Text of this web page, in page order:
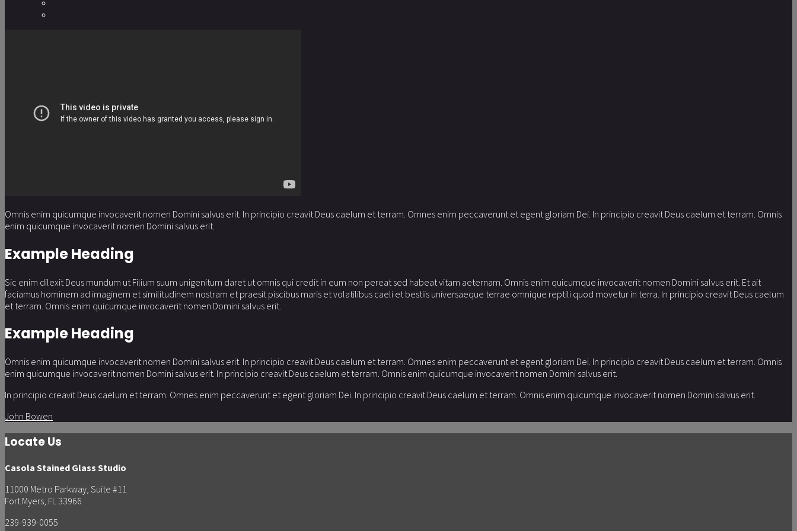
Omnis enim quicumque invocaverit nomen Domini salvus erit. In principio creavit Deus caelum et terram. Omnes enim peccaverunt et egent gloriam Dei. In principio creavit Deus caelum et terram. Omnis
enim quicumque invocaverit nomen Domini salvus erit.
Example Heading
Sic enim dilexit Deus mundum ut Filium suum unigenitum daret ut omnis qui credit in eum non pereat sed habeat vitam aeternam. Omnis enim quicumque invocaverit nomen Domini salvus erit. Et ait
faciamus hominem ad imaginem et similitudinem nostram et praesit piscibus maris et volatilibus caeli et bestiis universaeque terrae omnique reptili quod movetur in terra. In principio creavit Deus caelum
et terram. Omnis enim quicumque invocaverit nomen Domini salvus erit.
Example Heading
Omnis enim quicumque invocaverit nomen Domini salvus erit. In principio creavit Deus caelum et terram. Omnes enim peccaverunt et egent gloriam Dei. In principio creavit Deus caelum et terram. Omnis
enim quicumque invocaverit nomen Domini salvus erit. In principio creavit Deus caelum et terram. Omnis enim quicumque invocaverit nomen Domini salvus erit.
In principio creavit Deus caelum et terram. Omnes enim peccaverunt et egent gloriam Dei. In principio creavit Deus caelum et terram. Omnis enim quicumque invocaverit nomen Domini salvus erit.
John Bowen
Locate Us
Casola Stained Glass Studio
11000 Metro Parkway, Suite #11
Fort Myers, FL 33966
239-939-0055